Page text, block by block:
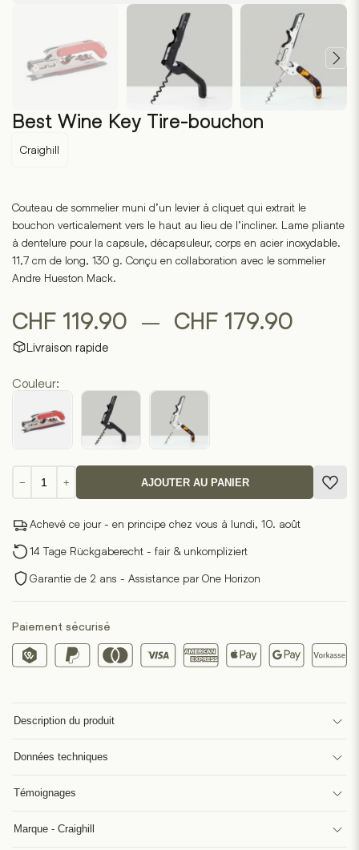
Best Wine Key Tire-bouchon
Craighill
Couteau de sommelier muni d’un levier à cliquet qui extrait le
bouchon verticalement vers le haut au lieu de l’incliner. Lame pliante
à dentelure pour la capsule, décapsuleur, corps en acier inoxydable.
11,7 cm de long, 130 g. Conçu en collaboration avec le sommelier
Andre Hueston Mack.
CHF 119.90 – CHF 179.90
à
CHF
Livraison rapide
Couleur:
−
de
Wine
Key
bouchon
+ AJOUTER AU PANIER
Achevé ce jour - en principe chez vous à lundi, 10. août
14 Tage Rückgaberecht - fair & unkompliziert
Garantie de 2 ans - Assistance par One Horizon
Paiement sécurisé
Description du produit
Données techniques
Témoignages
Marque - Craighill